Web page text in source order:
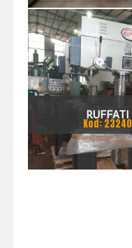
RUFFATI
Kod: 23240